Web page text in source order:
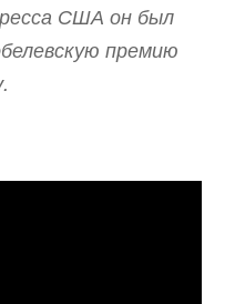
США он был
премию